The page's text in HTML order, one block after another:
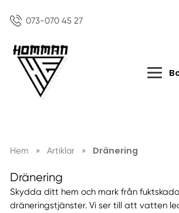
073-070 45 27
Hem » Artiklar » Dränering
Dränering
Skydda ditt hem och mark från
dräneringstjänster. Vi ser till att vatten